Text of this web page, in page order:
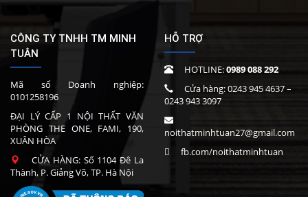
CÔNG TY TNHH TM MINH
TUÂN
Mã số Doanh nghiệp:
0101258196
ĐẠI LÝ CẤP 1 NỘI THẤT VĂN
PHÒNG THE ONE, FAMI, 190,
XUÂN HÒA
CỬA HÀNG: Số 1104 Đê La
Thành, P. Giảng Võ, TP. Hà Nội
HỖ TRỢ
HOTLINE:0989 088 292
Cửa hàng:0243 945 4637–
0243 943 3097
noithatminhtuan27@gmail.com
fb.com/noithatminhtuan